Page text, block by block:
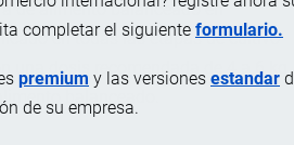
completar el siguiente formulario.
premium y las versiones estandar
de su empresa.
de alimento balanceado en
en todas las etapas de cultivo
una dosis recomendada de 4 a 6 kg
balanceado.